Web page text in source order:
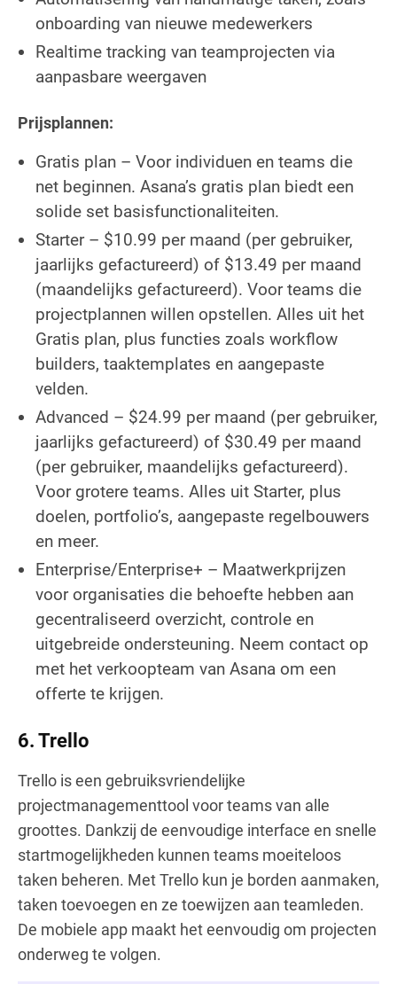
onboarding van nieuwe medewerkers
Realtime tracking van teamprojecten via
aanpasbare weergaven
Prijsplannen:
Gratis plan – Voor individuen en teams die
net beginnen. Asana’s gratis plan biedt een
solide set basisfunctionaliteiten.
Starter – $10.99 per maand (per gebruiker,
jaarlijks gefactureerd) of $13.49 per maand
(maandelijks gefactureerd). Voor teams die
projectplannen willen opstellen. Alles uit het
Gratis plan, plus functies zoals workflow
builders, taaktemplates en aangepaste
velden.
Advanced – $24.99 per maand (per gebruiker,
jaarlijks gefactureerd) of $30.49 per maand
(per gebruiker, maandelijks gefactureerd).
Voor grotere teams. Alles uit Starter, plus
doelen, portfolio’s, aangepaste regelbouwers
en meer.
Enterprise/Enterprise+ – Maatwerkprijzen
voor organisaties die behoefte hebben aan
gecentraliseerd overzicht, controle en
uitgebreide ondersteuning. Neem contact op
met het verkoopteam van Asana om een
offerte te krijgen.
6. Trello
Trello is een gebruiksvriendelijke
projectmanagementtool voor teams van alle
groottes. Dankzij de eenvoudige interface en snelle
startmogelijkheden kunnen teams moeiteloos
taken beheren. Met Trello kun je borden aanmaken,
taken toevoegen en ze toewijzen aan teamleden.
De mobiele app maakt het eenvoudig om projecten
onderweg te volgen.